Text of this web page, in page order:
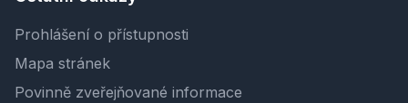
Prohlášení o přístupnosti
Mapa stránek
Povinně zveřejňované informace